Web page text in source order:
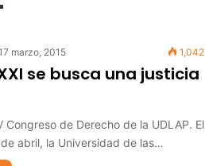
marzo, 2015 1,042
se busca una justicia
Congreso de Derecho de la UDLAP. El
abril, la Universidad de las…